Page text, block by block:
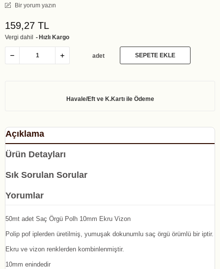
Bir yorum yazın
159,27 TL
Vergi dahil Hızlı Kargo
adet SEPETE EKLE
Açıklama
Ürün Detayları
Sık Sorulan Sorular
Yorumlar
50mt adet Saç Örgü Polh 10mm Ekru Vizon
Polip pof iplerden üretilmiş, yumuşak dokunumlu saç örgü örümlü bir iptir.
Ekru ve vizon renklerden kombinlenmiştir.
10mm enindedir